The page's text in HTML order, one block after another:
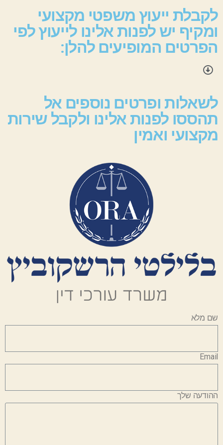
לקבלת ייעוץ משפטי מקצועי
ומקיף יש לפנות אלינו לייעוץ לפי
הפרטים המופיעים להלן:
לשאלות ופרטים נוספים אל
תהססו לפנות אלינו ולקבל שירות
מקצועי ואמין
שם מלא
Email
ההודעה שלך